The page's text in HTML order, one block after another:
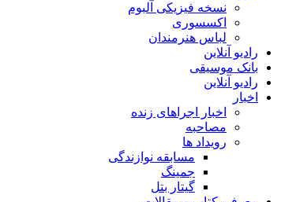
نسخه فیزیکی آلبوم
اکسسوری
لباس هنرمندان
رادیو آنلاین
بانک موسیقی
رادیو آنلاین
اخبار
اخبار اجراهای زنده
مصاحبه
رویداد ها
مسابقه نوازندگی
جمینگ
گیتار بتل